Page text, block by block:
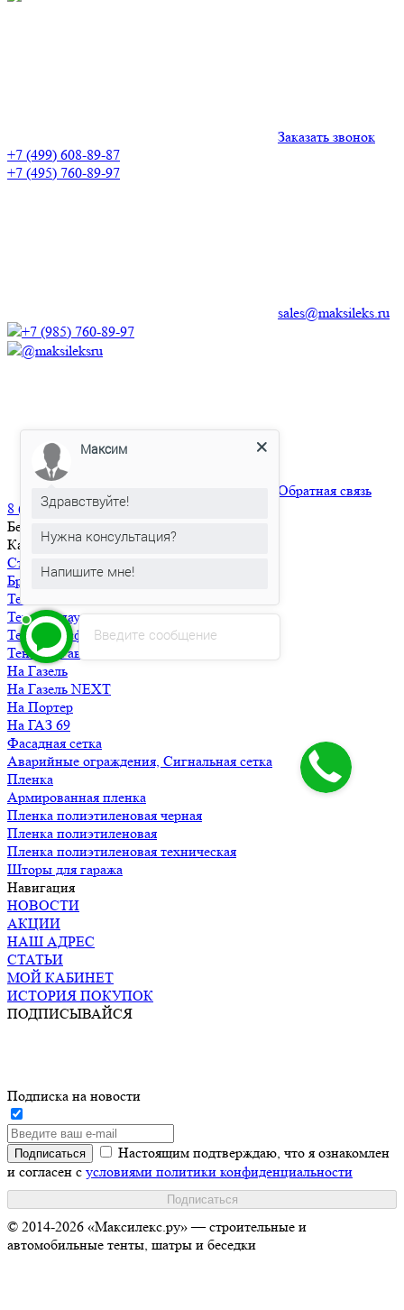
Заказать звонок
+7 (499) 608-89-87
+7 (495) 760-89-97
sales@maksileks.ru
+7 (985) 760-89-97
@maksileksru
Обратная связь
8 (800) 302-11-51
Бесплатные звонки по всей России
Каталог товаров
Строительные тенты / полога
Брезентовые пологи
Тенты ПВХ
Тент тарпаулин
Тенты Оксфорд
Тенты на авто, мото, прицеп
На Газель
На Газель NEXT
На Портер
На ГАЗ 69
Фасадная сетка
Аварийные ограждения, Сигнальная сетка
Пленка
Армированная пленка
Пленка полиэтиленовая черная
Пленка полиэтиленовая
Пленка полиэтиленовая техническая
Шторы для гаража
Навигация
НОВОСТИ
АКЦИИ
НАШ АДРЕС
СТАТЬИ
МОЙ КАБИНЕТ
ИСТОРИЯ ПОКУПОК
ПОДПИСЫВАЙСЯ
Подписка на новости
Настоящим подтверждаю, что я ознакомлен
и согласен с условиями политики конфиденциальности
© 2014-2026 «Максилекс.ру» — строительные и
автомобильные тенты, шатры и беседки
Введите сообщение
Максим
Здравствуйте!
Нужна консультация?
Напишите мне!